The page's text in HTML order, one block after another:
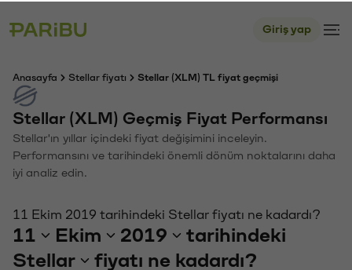
Giriş yap
Anasayfa Stellar fiyatı Stellar (XLM) TL fiyat geçmişi
Stellar (XLM) Geçmiş Fiyat Performansı
Stellar'ın yıllar içindeki fiyat değişimini inceleyin.
Performansını ve tarihindeki önemli dönüm noktalarını daha
iyi analiz edin.
11 Ekim 2019 tarihindeki Stellar fiyatı ne kadardı?
11 Ekim 2019
tarihindeki
Stellar
fiyatı ne kadardı?